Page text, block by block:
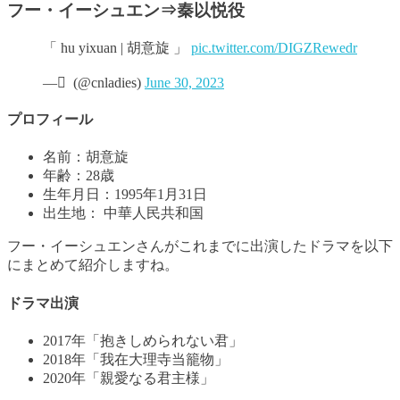
フー・イーシュエン⇒秦以悦役
「 hu yixuan | 胡意旋 」 pic.twitter.com/DIGZRewedr
— ً (@cnladies) June 30, 2023
プロフィール
名前：胡意旋
年齢：28歳
生年月日：1995年1月31日
出生地： 中華人民共和国
フー・イーシュエンさんがこれまでに出演したドラマを以下
にまとめて紹介しますね。
ドラマ出演
2017年「抱きしめられない君」
2018年「我在大理寺当籠物」
2020年「親愛なる君主様」